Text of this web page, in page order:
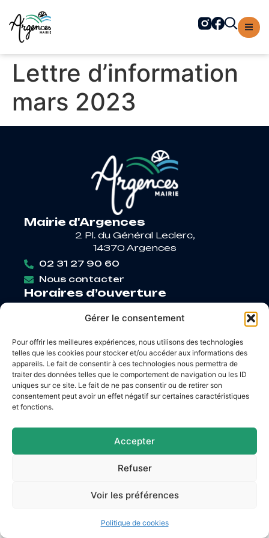
Gérer le consentement
Pour offrir les meilleures expériences, nous utilisons des technologies
telles que les cookies pour stocker et/ou accéder aux informations des
appareils. Le fait de consentir à ces technologies nous permettra de
traiter des données telles que le comportement de navigation ou les ID
uniques sur ce site. Le fait de ne pas consentir ou de retirer son
consentement peut avoir un effet négatif sur certaines caractéristiques
et fonctions.
Accepter
Refuser
Voir les préférences
Politique de cookies
principal
Lettre d’information
mars 2023
Mairie d'Argences
2 Pl. du Général Leclerc,
14370 Argences
02 31 27 90 60
Nous contacter
Horaires d’ouverture
Mardi: 9h – 12h / 14h – 18h30
Jeudi: 9h – 12h / 14h – 17h
Vendredi: 9h – 12h / 14h – 16h30
Plan du site
Confidentialité
© 2026 Site & GRU développés par Utopia